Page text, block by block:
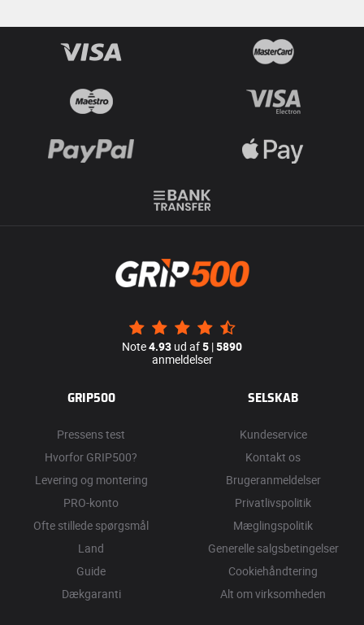
Note4.93 ud af5 |5890
anmeldelser
GRIP500
Pressens test
Hvorfor GRIP500?
Levering og montering
PRO-konto
Ofte stillede spørgsmål
Land
Guide
Dækgaranti
SELSKAB
Kundeservice
Kontakt os
Brugeranmeldelser
Privatlivspolitik
Mæglingspolitik
Generelle salgsbetingelser
Cookiehåndtering
Alt om virksomheden